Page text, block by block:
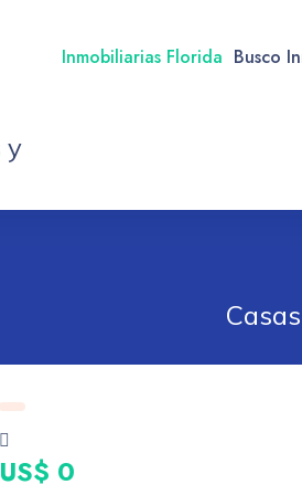
Inmobiliarias Florida Busco
US$ 0